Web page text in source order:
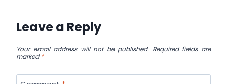
Leave a Reply
Your email address will not be published. Required fields are
marked*